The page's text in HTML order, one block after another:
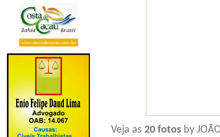
Veja as20 fotos by